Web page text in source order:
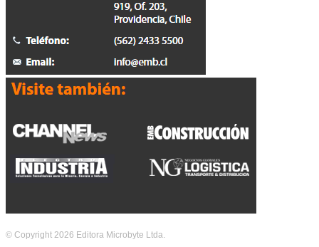
© Copyright 2026 Editora Microbyte Ltda.